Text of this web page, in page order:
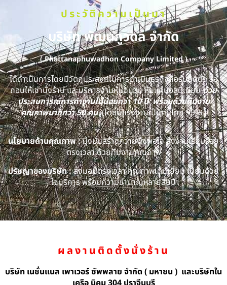
ประวัติความเป็นมา
บริษัท พัฒนภูวดล จำกัด
( Phattanaphuwadhon Company Limited )
ได้ดำเนินการโดยมีวัตถุประสงค์ในการดำเนินธุรกิจคือรับติดตั้ง รื้อ
ถอนให้เช่านั่งร้าน และบริการงานหุ้มฉนวน หุ้มแผ่นอลูมิเนียมด้วย
ประสบการณ์การทำงานไม่น้อยกว่า 10 ปี พร้อมด้วยทีมงาน
คุณภาพมากกว่า 50 คน(โดยมีแรงงานเป็นคนไทย 99 %)
นโยบายด้านคุณภาพ :มุ่งมั่นสร้างความพึงพอใจ ส่งงานเรียบร้อย
ตรงเวลา ด้วยทีมงานคุณภาพ
ปรัชญาของบริษัท :ส่งมอบตรงเวลา คุณภาพเต็มเยี่ยม เปี่ยมด้วย
ใจบริการ พร้อมความชำนาญหลายสิบปี
ผลงานติดตั้งนั่งร้าน
บริษัท เนชั่นแนล เพาเวอร์ ซัพพลาย จำกัด ( มหาชน ) และบริษัทใน